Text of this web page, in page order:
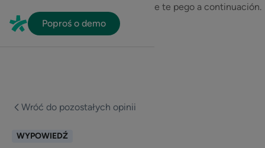
Poproś o demo
En HubSpot tenemos otro código que te pego a continuación.
Wróć do pozostałych opinii
WYPOWIEDŹ